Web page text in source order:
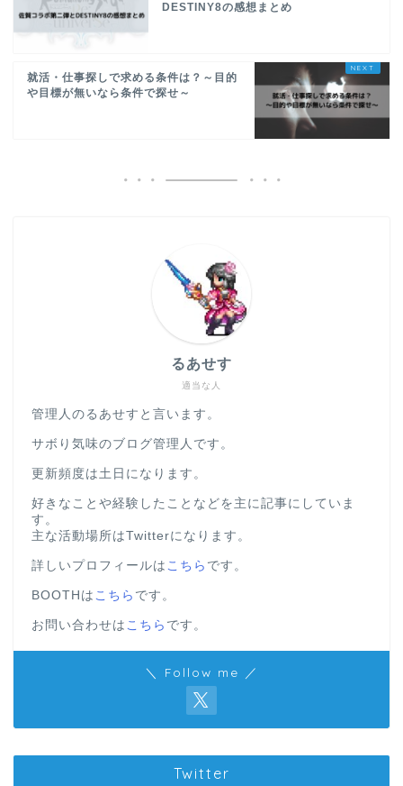
DESTINY8の感想まとめ
就活・仕事探しで求める条件は？～目的
や目標が無いなら条件で探せ～
適当な人
るあせす
管理人のるあせすと言います。
サボり気味のブログ管理人です。
更新頻度は土日になります。
好きなことや経験したことなどを主に記事にしていま
す。
主な活動場所はTwitterになります。
詳しいプロフィールは こちら です。
BOOTHは こちら です。
お問い合わせは こちら です。
＼ Follow me ／
Twitter